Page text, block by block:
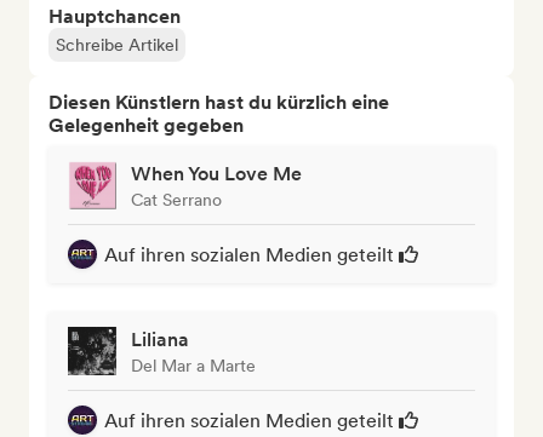
Hauptchancen
Schreibe Artikel
Diesen Künstlern hast du kürzlich eine
Gelegenheit gegeben
When You Love Me
Cat Serrano
Auf ihren sozialen Medien geteilt
Liliana
Del Mar a Marte
Auf ihren sozialen Medien geteilt